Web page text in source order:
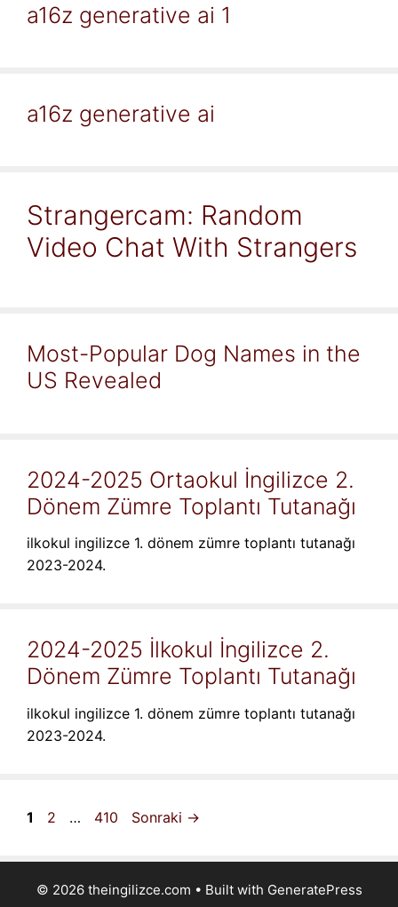
a16z generative ai 1
a16z generative ai
Strangercam: Random
Video Chat With Strangers
Most-Popular Dog Names in the
US Revealed
2024-2025 Ortaokul İngilizce 2.
Dönem Zümre Toplantı Tutanağı
ilkokul ingilizce 1. dönem zümre toplantı tutanağı
2023-2024.
2024-2025 İlkokul İngilizce 2.
Dönem Zümre Toplantı Tutanağı
ilkokul ingilizce 1. dönem zümre toplantı tutanağı
2023-2024.
Sayfa
1 Sayfa
2 … Sayfa
410 Sonraki →
© 2026 theingilizce.com • Built with GeneratePress